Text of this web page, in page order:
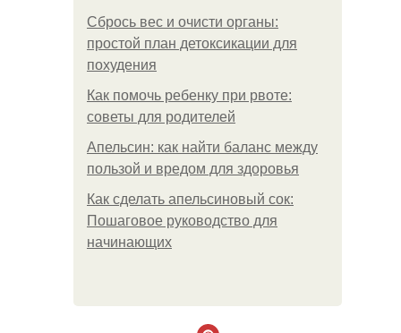
Сбрось вес и очисти органы:
простой план детоксикации для
похудения
Как помочь ребенку при рвоте:
советы для родителей
Апельсин: как найти баланс между
пользой и вредом для здоровья
Как сделать апельсиновый сок:
Пошаговое руководство для
начинающих